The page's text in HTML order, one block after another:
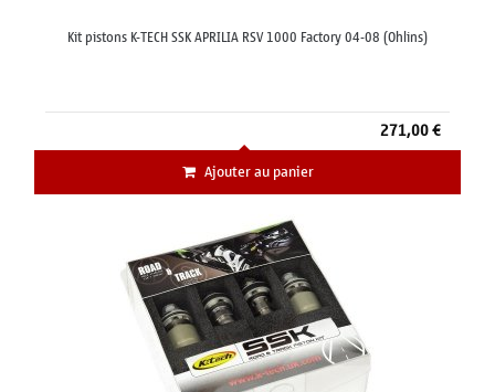
Kit pistons K-TECH SSK APRILIA RSV 1000 Factory 04-08 (Ohlins)
271,00 €
Ajouter au panier